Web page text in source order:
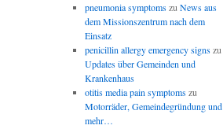
pneumonia symptomszu News aus
dem Missionszentrum nach dem
Einsatz
penicillin allergy emergency signszu
Updates über Gemeinden und
Krankenhaus
otitis media pain symptomszu
Motorräder, Gemeindegründung und
mehr…